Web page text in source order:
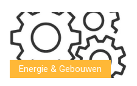
Energie & Gebouwen